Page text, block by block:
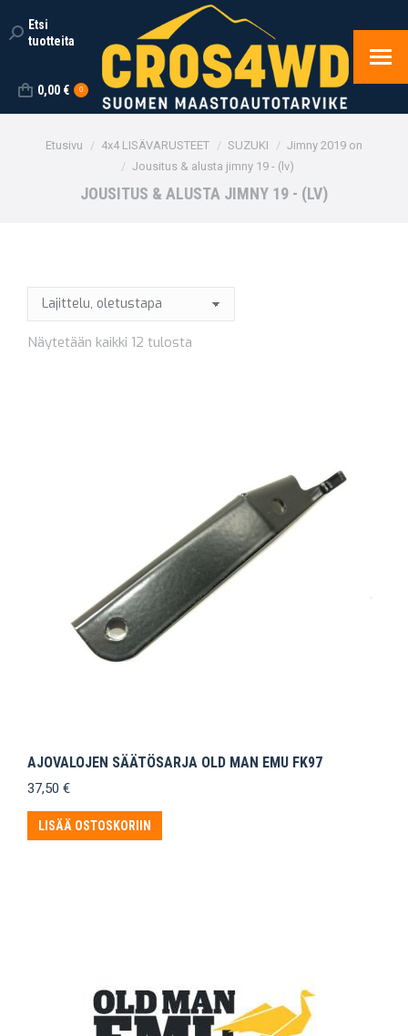
Search:
Etsi
tuotteita
0,00 € 0
You are here:
Etusivu 4x4 LISÄVARUSTEET SUZUKI
Jimny 2019 on
Jousitus & alusta jimny 19 - (lv)
JOUSITUS & ALUSTA JIMNY 19 - (LV)
Näytetään kaikki 12 tulosta
AJOVALOJEN SÄÄTÖSARJA OLD MAN EMU FK97
37,50 €
LISÄÄ OSTOSKORIIN